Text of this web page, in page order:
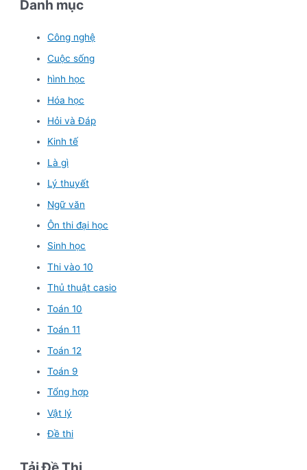
Danh mục
Công nghệ
Cuộc sống
hình học
Hóa học
Hỏi và Đáp
Kinh tế
Là gì
Lý thuyết
Ngữ văn
Ôn thi đại học
Sinh học
Thi vào 10
Thủ thuật casio
Toán 10
Toán 11
Toán 12
Toán 9
Tổng hợp
Vật lý
Đề thi